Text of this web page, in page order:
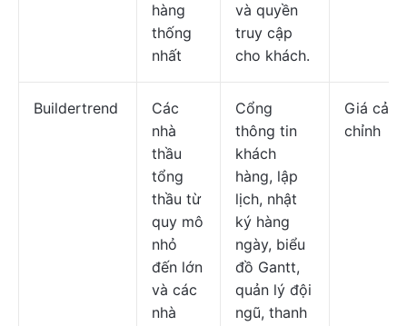
hàng
thống
nhất
và quyền
truy cập
cho khách.
Buildertrend
Các
nhà
thầu
tổng
thầu từ
quy mô
nhỏ
đến lớn
và các
nhà
Cổng
thông tin
khách
hàng, lập
lịch, nhật
ký hàng
ngày, biểu
đồ Gantt,
quản lý đội
ngũ, thanh
Giá cả
chỉnh